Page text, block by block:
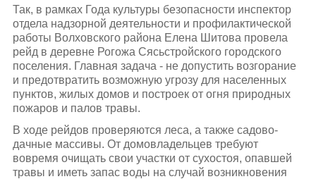
Так, в рамках Года культуры безопасности инспектор
отдела надзорной деятельности и профилактической
работы Волховского района Елена Шитова провела
рейд в деревне Рогожа Сясьстройского городского
поселения. Главная задача - не допустить возгорание
и предотвратить возможную угрозу для населенных
пунктов, жилых домов и построек от огня природных
пожаров и палов травы.
В ходе рейдов проверяются леса, а также садово-
дачные массивы. От домовладельцев требуют
вовремя очищать свои участки от сухостоя, опавшей
травы и иметь запас воды на случай возникновения